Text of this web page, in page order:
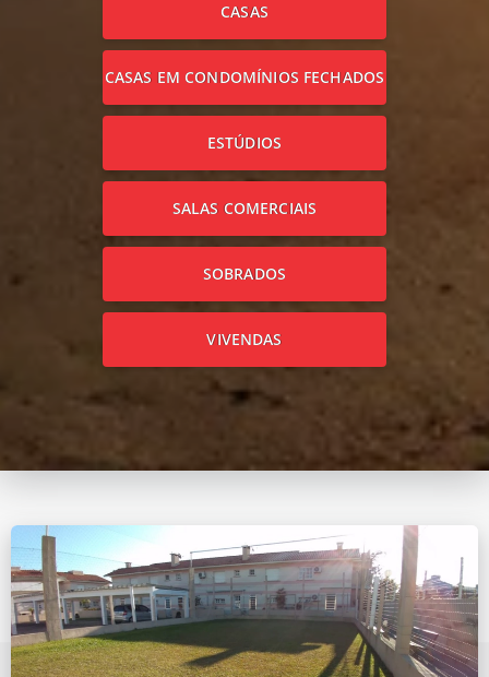
CASAS
CASAS EM CONDOMÍNIOS FECHADOS
ESTÚDIOS
SALAS COMERCIAIS
SOBRADOS
VIVENDAS